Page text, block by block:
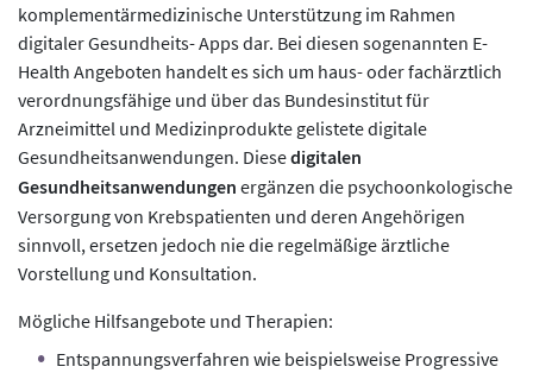
komplementärmedizinische Unterstützung im Rahmen
digitaler Gesundheits- Apps dar. Bei diesen sogenannten E-
Health Angeboten handelt es sich um haus- oder fachärztlich
verordnungsfähige und über das Bundesinstitut für
Arzneimittel und Medizinprodukte gelistete digitale
Gesundheitsanwendungen. Diesedigitalen
Gesundheitsanwendungen ergänzen die psychoonkologische
Versorgung von Krebspatienten und deren Angehörigen
sinnvoll, ersetzen jedoch nie die regelmäßige ärztliche
Vorstellung und Konsultation.
Mögliche Hilfsangebote und Therapien:
Entspannungsverfahren wie beispielsweise Progressive